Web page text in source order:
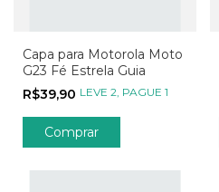
Capa para Motorola Moto
G23 Fé Estrela Guia
R$39,90 LEVE 2, PAGUE 1
Comprar